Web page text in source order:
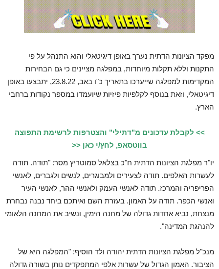
מפקד הציונות הדתית נערך באופן דיגיטאלי והוא התנהל על פי
התקנות וללא תקלות מיוחדות, במפלגה מציינים כי גם הבחירות
המקדימות למפלגה שייערכו בתאריך כ"ו באב, 23.8.22, יתבצעו באופן
דיגיטאלי, וזאת בנוסף לקלפיות פיזיות שיועמדו במספר נקודות ברחבי
הארץ.
>> לקבלת עדכונים מ"דתילי" והצטרפות לרשימת התפוצה
בווטסאפ, לחץ/י כאן <<
יו"ר מפלגת הציונות הדתית ח"כ בצלאל סמוטריץ מסר: "תודה. תודה
לעשרות האלפים. תודה לצעירים ולמבוגרים, לנשים ולגברים, לאנשי
הפריפריה והמרכז. תודה לאנשי העמק ולאנשי ההר, לאנשי העיר
ואנשי הכפר. תודה על האמון. בעזרת השם ואיתכם ביחד נבנה נבחרת
מנצחת, נביא אחדות גדולה של מחנה הימין, ונשיב את המחנה הלאומי
להנהגת המדינה".
מנכ"ל מפלגת הציונות הדתית יהודה ולד הוסיף: "המפלגה היא של
הציבור. האמון הגדול של עשרות אלפי המתפקדים נותן בשורה גדולה